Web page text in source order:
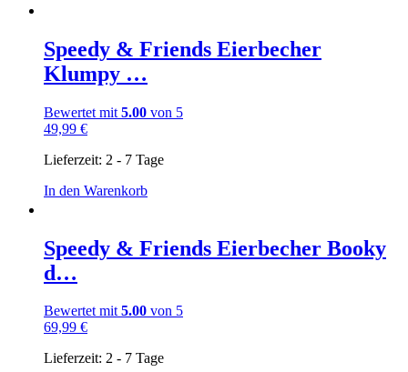
Speedy & Friends Eierbecher
Klumpy …
Bewertet mit 5.00 von 5
49,99 €
Lieferzeit: 2 - 7 Tage
In den Warenkorb
Speedy & Friends Eierbecher Booky
d…
Bewertet mit5.00 von 5
69,99 €
Lieferzeit: 2 - 7 Tage